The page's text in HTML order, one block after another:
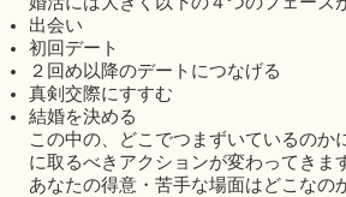
出会い
初回デート
２回め以降のデートにつなげる
真剣交際にすすむ
結婚を決める
この中の、どこでつまずいているのか
に取るべきアクションが変わってきま
あなたの得意・苦手な場面はどこなの